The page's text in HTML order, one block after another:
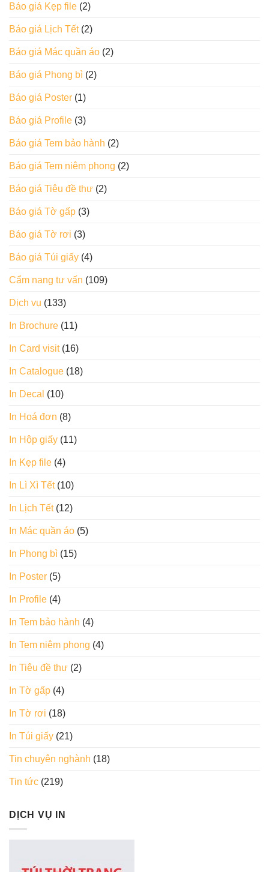
Báo giá Kẹp file (2)
Báo giá Lịch Tết(2)
Báo giá Mác quần áo (2)
Báo giá Phong bì (2)
Báo giá Poster (1)
Báo giá Profile (3)
Báo giá Tem bảo hành (2)
Báo giá Tem niêm phong (2)
Báo giá Tiêu đề thư (2)
Báo giá Tờ gấp (3)
Báo giá Tờ rơi (3)
Báo giá Túi giấy (4)
Cẩm nang tư vấn (109)
Dịch vụ (133)
In Brochure (11)
In Card visit(16)
In Catalogue (18)
In Decal (10)
In Hoá đơn (8)
In Hộp giấy (11)
In Kẹp file (4)
In Lì Xì Tết(10)
In Lịch Tết(12)
In Mác quần áo (5)
In Phong bì (15)
In Poster (5)
In Profile (4)
In Tem bảo hành (4)
In Tem niêm phong (4)
In Tiêu đề thư (2)
In Tờ gấp (4)
In Tờ rơi (18)
In Túi giấy (21)
Tin chuyên nghành (18)
Tin tức (219)
DỊCH VỤ IN